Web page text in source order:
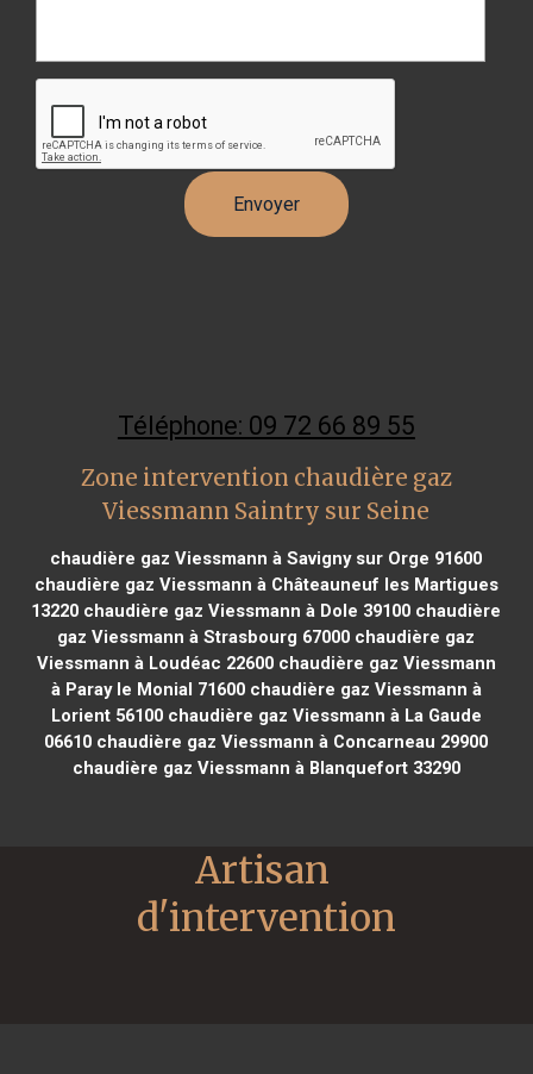
Téléphone: 09 72 66 89 55
Zone intervention chaudière gaz
Viessmann Saintry sur Seine
chaudière gaz Viessmann à Savigny sur Orge 91600
chaudière gaz Viessmann à Châteauneuf les Martigues
13220 chaudière gaz Viessmann à Dole 39100 chaudière
gaz Viessmann à Strasbourg 67000 chaudière gaz
Viessmann à Loudéac 22600chaudière gaz Viessmann
à Paray le Monial 71600chaudière gaz Viessmann à
Lorient 56100chaudière gaz Viessmann à La Gaude
06610 chaudière gaz Viessmann à Concarneau 29900
chaudière gaz Viessmann à Blanquefort 33290
Artisan
d'intervention